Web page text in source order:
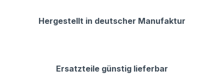
Hergestellt in deutscher Manufaktur
Ersatzteile günstig lieferbar